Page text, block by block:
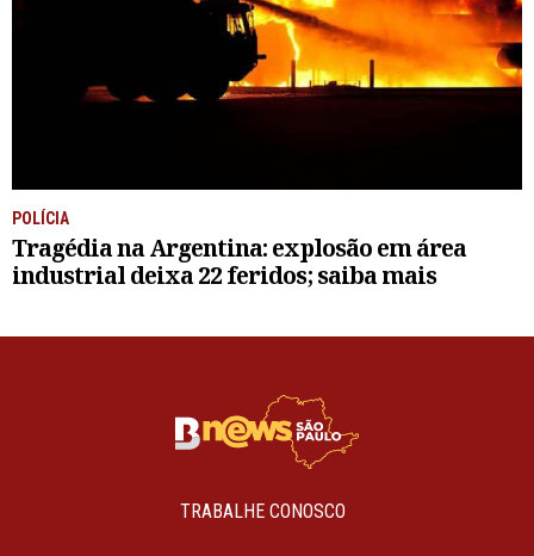
POLÍCIA
Tragédia na Argentina: explosão em área
industrial deixa 22 feridos; saiba mais
TRABALHE CONOSCO